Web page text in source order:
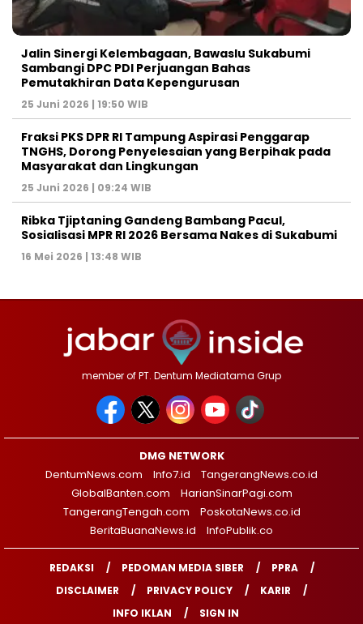
Jalin Sinergi Kelembagaan, Bawaslu Sukabumi
Sambangi DPC PDI Perjuangan Bahas
Pemutakhiran Data Kepengurusan
25 Juni 2026 | 19:50 WIB
‎Fraksi PKS DPR RI Tampung Aspirasi Penggarap
TNGHS, Dorong Penyelesaian yang Berpihak pada
Masyarakat dan Lingkungan‎
25 Juni 2026 | 09:24 WIB
Ribka Tjiptaning Gandeng Bambang Pacul,
Sosialisasi MPR RI 2026 Bersama Nakes di Sukabumi
16 Mei 2026 | 13:48 WIB
member of PT. Dentum Mediatama Grup
DMG NETWORK
DentumNews.com
Info7.id
TangerangNews.co.id
GlobalBanten.com
HarianSinarPagi.com
TangerangTengah.com
PoskotaNews.co.id
BeritaBuanaNews.id
InfoPublik.co
REDAKSI PEDOMAN MEDIA SIBER
PPRA
DISCLAIMER
PRIVACY POLICY
KARIR
INFO IKLAN
SIGN IN